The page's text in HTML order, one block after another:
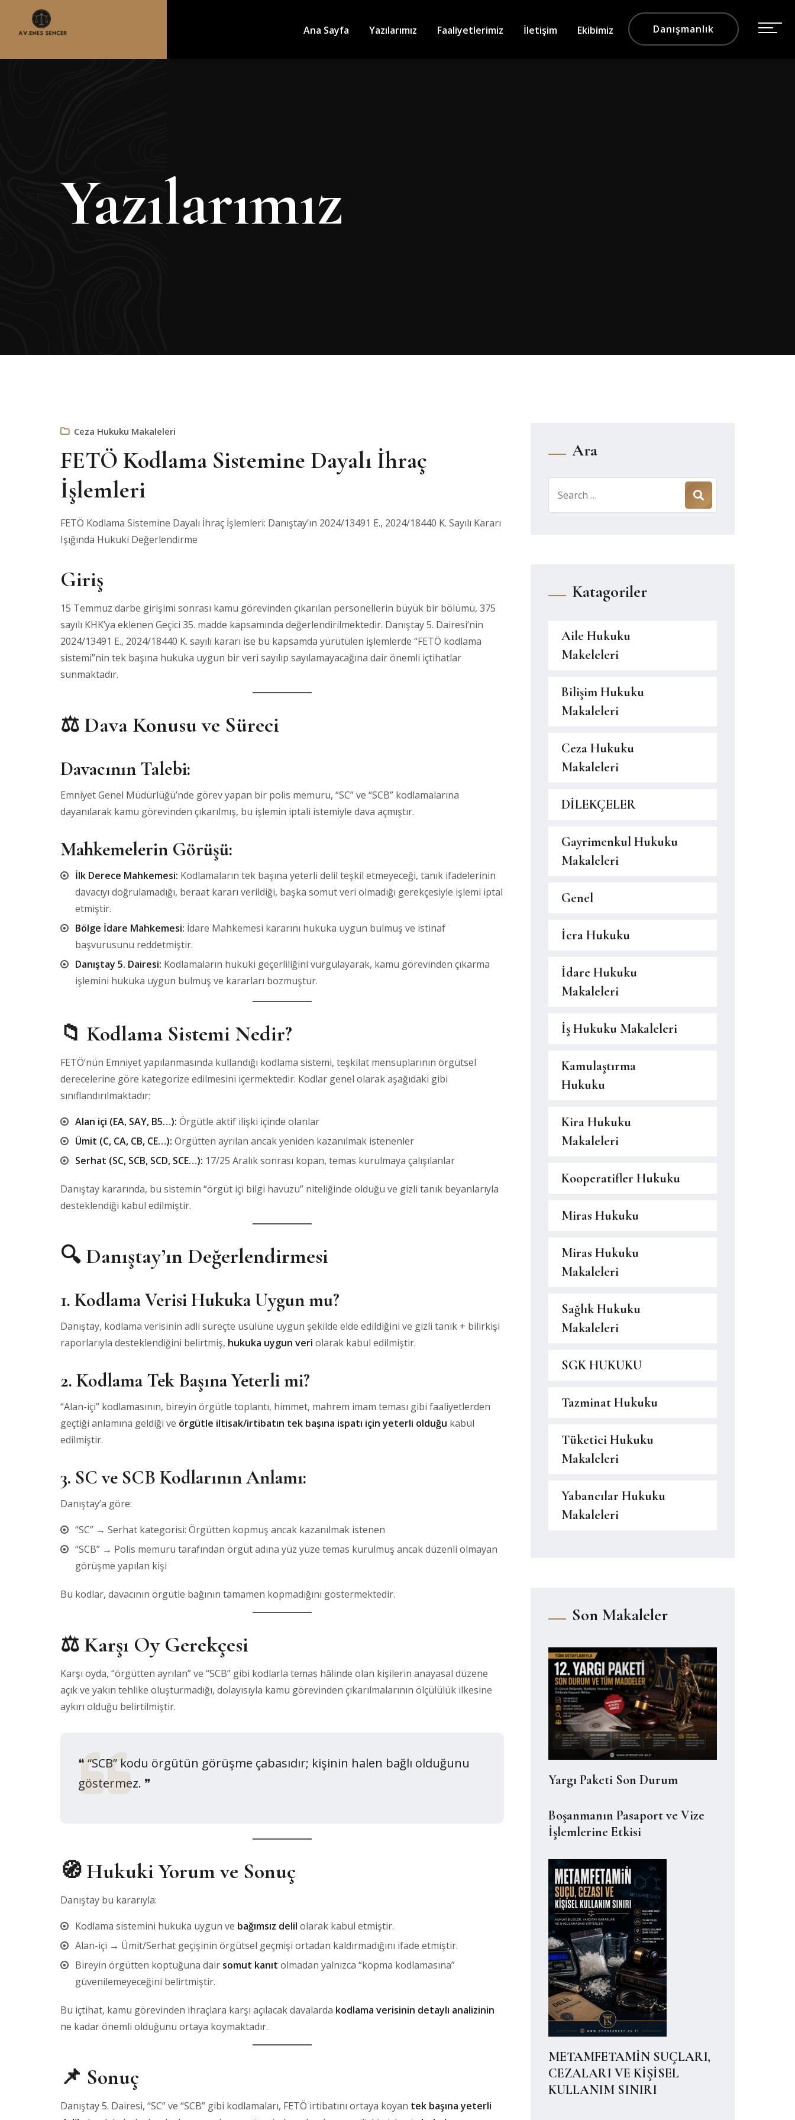
Ana Sayfa Yazılarımız Faaliyetlerimiz İletişim Ekibimiz Danışmanlık
Yazılarımız
Ceza Hukuku Makaleleri
FETÖ Kodlama Sistemine Dayalı İhraç
İşlemleri
FETÖ Kodlama Sistemine Dayalı İhraç İşlemleri: Danıştay’ın 2024/13491 E., 2024/18440 K. Sayılı Kararı
Işığında Hukuki Değerlendirme
Giriş
15 Temmuz darbe girişimi sonrası kamu görevinden çıkarılan personellerin büyük bir bölümü, 375
sayılı KHK’ya eklenen Geçici 35. madde kapsamında değerlendirilmektedir. Danıştay 5. Dairesi’nin
2024/13491 E., 2024/18440 K. sayılı kararı ise bu kapsamda yürütülen işlemlerde “FETÖ kodlama
sistemi”nin tek başına hukuka uygun bir veri sayılıp sayılamayacağına dair önemli içtihatlar
sunmaktadır.
⚖️ Dava Konusu ve Süreci
Davacının Talebi:
Emniyet Genel Müdürlüğü’nde görev yapan bir polis memuru, “SC” ve “SCB” kodlamalarına
dayanılarak kamu görevinden çıkarılmış, bu işlemin iptali istemiyle dava açmıştır.
Mahkemelerin Görüşü:
İlk Derece Mahkemesi: Kodlamaların tek başına yeterli delil teşkil etmeyeceği, tanık ifadelerinin
davacıyı doğrulamadığı, beraat kararı verildiği, başka somut veri olmadığı gerekçesiyle işlemi iptal
etmiştir.
Bölge İdare Mahkemesi: İdare Mahkemesi kararını hukuka uygun bulmuş ve istinaf
başvurusunu reddetmiştir.
Danıştay 5. Dairesi: Kodlamaların hukuki geçerliliğini vurgulayarak, kamu görevinden çıkarma
işlemini hukuka uygun bulmuş ve kararları bozmuştur.
📁 Kodlama Sistemi Nedir?
FETÖ’nün Emniyet yapılanmasında kullandığı kodlama sistemi, teşkilat mensuplarının örgütsel
derecelerine göre kategorize edilmesini içermektedir. Kodlar genel olarak aşağıdaki gibi
sınıflandırılmaktadır:
Alan içi (EA, SAY, B5…): Örgütle aktif ilişki içinde olanlar
Ümit (C, CA, CB, CE…): Örgütten ayrılan ancak yeniden kazanılmak istenenler
Serhat (SC, SCB, SCD, SCE…): 17/25 Aralık sonrası kopan, temas kurulmaya çalışılanlar
Danıştay kararında, bu sistemin “örgüt içi bilgi havuzu” niteliğinde olduğu ve gizli tanık beyanlarıyla
desteklendiği kabul edilmiştir.
🔍 Danıştay’ın Değerlendirmesi
1. Kodlama Verisi Hukuka Uygun mu?
Danıştay, kodlama verisinin adli süreçte usulüne uygun şekilde elde edildiğini ve gizli tanık + bilirkişi
raporlarıyla desteklendiğini belirtmiş, hukuka uygun veri olarak kabul edilmiştir.
2. Kodlama Tek Başına Yeterli mi?
“Alan-içi” kodlamasının, bireyin örgütle toplantı, himmet, mahrem imam teması gibi faaliyetlerden
geçtiği anlamına geldiği ve örgütle iltisak/irtibatın tek başına ispatı için yeterli olduğu kabul
edilmiştir.
3. SC ve SCB Kodlarının Anlamı:
Danıştay’a göre:
“SC” → Serhat kategorisi: Örgütten kopmuş ancak kazanılmak istenen
“SCB” → Polis memuru tarafından örgüt adına yüz yüze temas kurulmuş ancak düzenli olmayan
görüşme yapılan kişi
Bu kodlar, davacının örgütle bağının tamamen kopmadığını göstermektedir.
⚖️ Karşı Oy Gerekçesi
Karşı oyda, “örgütten ayrılan” ve “SCB” gibi kodlarla temas hâlinde olan kişilerin anayasal düzene
açık ve yakın tehlike oluşturmadığı, dolayısıyla kamu görevinden çıkarılmalarının ölçülülük ilkesine
aykırı olduğu belirtilmiştir.
❝ “SCB” kodu örgütün görüşme çabasıdır; kişinin halen bağlı olduğunu
göstermez. ❞
🧭 Hukuki Yorum ve Sonuç
Danıştay bu kararıyla:
Kodlama sistemini hukuka uygun ve bağımsız delil olarak kabul etmiştir.
Alan-içi → Ümit/Serhat geçişinin örgütsel geçmişi ortadan kaldırmadığını ifade etmiştir.
Bireyin örgütten koptuğuna dair somut kanıt olmadan yalnızca “kopma kodlamasına”
güvenilemeyeceğini belirtmiştir.
Bu içtihat, kamu görevinden ihraçlara karşı açılacak davalarda kodlama verisinin detaylı analizinin
ne kadar önemli olduğunu ortaya koymaktadır.
📌 Sonuç
Danıştay 5. Dairesi, “SC” ve “SCB” gibi kodlamaları, FETÖ irtibatını ortaya koyan tek başına yeterli
Ara
for:
Katagoriler
Aile Hukuku
Makeleleri
Bilişim Hukuku
Makaleleri
Ceza Hukuku
Makaleleri
DİLEKÇELER
Gayrimenkul Hukuku
Makaleleri
Genel
İcra Hukuku
İdare Hukuku
Makaleleri
İş Hukuku Makaleleri
Kamulaştırma
Hukuku
Kira Hukuku
Makaleleri
Kooperatifler Hukuku
Miras Hukuku
Miras Hukuku
Makaleleri
Sağlık Hukuku
Makaleleri
SGK HUKUKU
Tazminat Hukuku
Tüketici Hukuku
Makaleleri
Yabancılar Hukuku
Makaleleri
Son Makaleler
Yargı Paketi Son Durum
Boşanmanın Pasaport ve Vize
İşlemlerine Etkisi
METAMFETAMİN SUÇLARI,
CEZALARI VE KİŞİSEL
KULLANIM SINIRI